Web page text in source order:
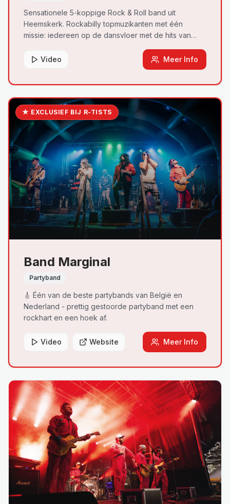
Sensationele 5-koppige Rock & Roll band uit
Heemskerk. Rockabilly topmuzikanten met één
missie: iedereen op de dansvloer met de hits van
Video
Meer Info
★ EXCLUSIEF BIJ R-TISTS
Band Marginal
Partyband
🎸 Één van de beste partybands van België en
Nederland - prettig gestoorde partyband met een
rockhart en een hoek af.
Video Website Meer Info